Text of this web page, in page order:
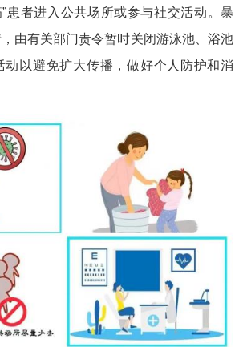
患者进入公共场所或参与社交活动。暴
由有关部门责令暂时关闭游泳池、浴池
动以避免扩大传播，做好个人防护和消